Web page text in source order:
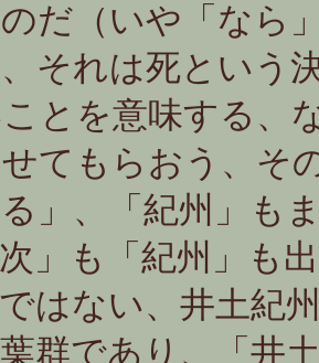
のだ（いや「なら
、それは死という
とを意味する、
てもらおう、そ
」、「紀州」も
次」も「紀州」も
はない、井土紀
群であり、「井